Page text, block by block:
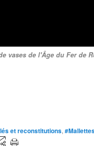
vases de l'Âge du Fer de
et reconstitutions,